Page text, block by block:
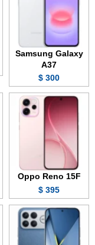
Samsung Galaxy
A37
300 $
Oppo Reno 15F
395 $